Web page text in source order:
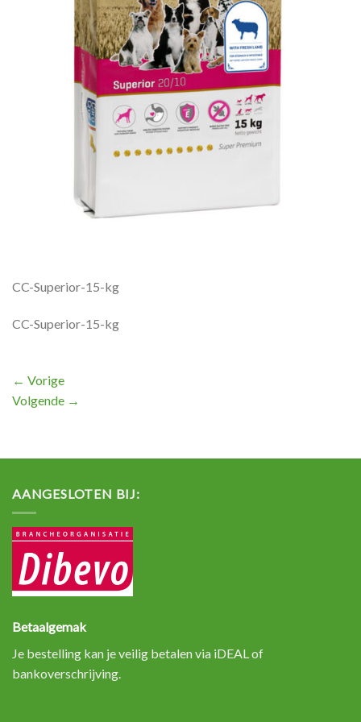
CC-Superior-15-kg
CC-Superior-15-kg
← Vorige
Volgende →
AANGESLOTEN BIJ:
Betaalgemak
Je bestelling kan je veilig betalen via iDEAL of
bankoverschrijving.